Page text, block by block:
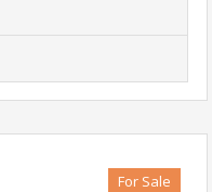
For Sale